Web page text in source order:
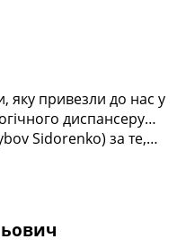
яку привезли до нас у
диспансеру…
Sidorenko) за те,…